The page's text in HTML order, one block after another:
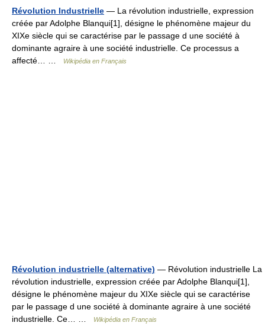
Révolution Industrielle — La révolution industrielle, expression
créée par Adolphe Blanqui[1], désigne le phénomène majeur du
XIXe siècle qui se caractérise par le passage d une société à
dominante agraire à une société industrielle. Ce processus a
affecté… …
Wikipédia en Français
Révolution industrielle (alternative) — Révolution industrielle La
révolution industrielle, expression créée par Adolphe Blanqui[1],
désigne le phénomène majeur du XIXe siècle qui se caractérise
par le passage d une société à dominante agraire à une société
industrielle. Ce… …
Wikipédia en Français